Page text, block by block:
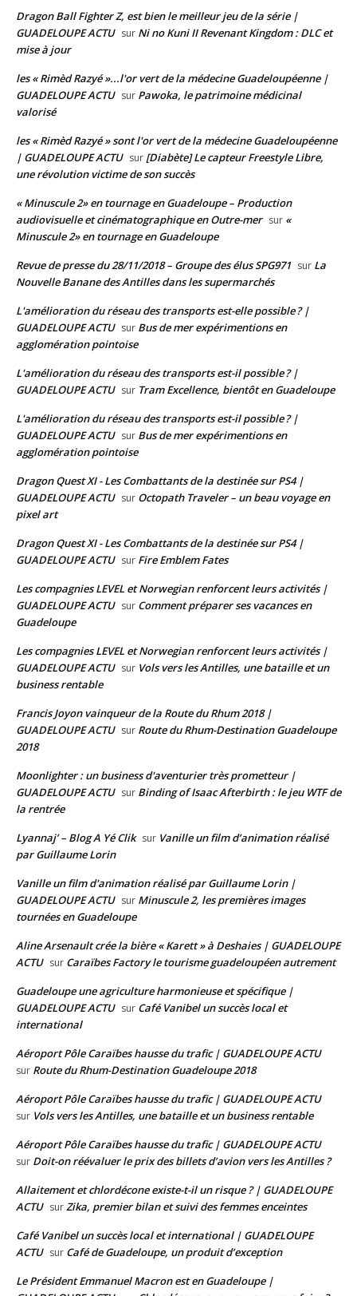
Dragon Ball Fighter Z, est bien le meilleur jeu de la série |
GUADELOUPE ACTU sur Ni no Kuni II Revenant Kingdom : DLC et
mise à jour
les « Rimèd Razyé »...l'or vert de la médecine Guadeloupéenne |
GUADELOUPE ACTU sur Pawoka, le patrimoine médicinal
valorisé
les « Rimèd Razyé » sont l'or vert de la médecine Guadeloupéenne
| GUADELOUPE ACTU sur [Diabète] Le capteur Freestyle Libre,
une révolution victime de son succès
« Minuscule 2» en tournage en Guadeloupe – Production
audiovisuelle et cinématographique en Outre-mer sur «
Minuscule 2» en tournage en Guadeloupe
Revue de presse du 28/11/2018 – Groupe des élus SPG971 sur La
Nouvelle Banane des Antilles dans les supermarchés
L'amélioration du réseau des transports est-elle possible ? |
GUADELOUPE ACTU sur Bus de mer expérimentions en
agglomération pointoise
L'amélioration du réseau des transports est-il possible ? |
GUADELOUPE ACTU sur Tram Excellence, bientôt en Guadeloupe
L'amélioration du réseau des transports est-il possible ? |
GUADELOUPE ACTU sur Bus de mer expérimentions en
agglomération pointoise
Dragon Quest XI - Les Combattants de la destinée sur PS4 |
GUADELOUPE ACTU sur Octopath Traveler – un beau voyage en
pixel art
Dragon Quest XI - Les Combattants de la destinée sur PS4 |
GUADELOUPE ACTU sur Fire Emblem Fates
Les compagnies LEVEL et Norwegian renforcent leurs activités |
GUADELOUPE ACTU sur Comment préparer ses vacances en
Guadeloupe
Les compagnies LEVEL et Norwegian renforcent leurs activités |
GUADELOUPE ACTU sur Vols vers les Antilles, une bataille et un
business rentable
Francis Joyon vainqueur de la Route du Rhum 2018 |
GUADELOUPE ACTU sur Route du Rhum-Destination Guadeloupe
2018
Moonlighter : un business d'aventurier très prometteur |
GUADELOUPE ACTU sur Binding of Isaac Afterbirth : le jeu WTF de
la rentrée
Lyannaj’ – Blog A Yé Clik sur Vanille un film d’animation réalisé
par Guillaume Lorin
Vanille un film d'animation réalisé par Guillaume Lorin |
GUADELOUPE ACTU sur Minuscule 2, les premières images
tournées en Guadeloupe
Aline Arsenault crée la bière « Karett » à Deshaies | GUADELOUPE
ACTU sur Caraïbes Factory le tourisme guadeloupéen autrement
Guadeloupe une agriculture harmonieuse et spécifique |
GUADELOUPE ACTU sur Café Vanibel un succès local et
international
Aéroport Pôle Caraïbes hausse du trafic | GUADELOUPE ACTU
sur Route du Rhum-Destination Guadeloupe 2018
Aéroport Pôle Caraïbes hausse du trafic | GUADELOUPE ACTU
sur Vols vers les Antilles, une bataille et un business rentable
Aéroport Pôle Caraïbes hausse du trafic | GUADELOUPE ACTU
sur Doit-on réévaluer le prix des billets d’avion vers les Antilles ?
Allaitement et chlordécone existe-t-il un risque ? | GUADELOUPE
ACTU surZika, premier bilan et suivi des femmes enceintes
Café Vanibel un succès local et international | GUADELOUPE
ACTU sur Café de Guadeloupe, un produit d’exception
Le Président Emmanuel Macron est en Guadeloupe |